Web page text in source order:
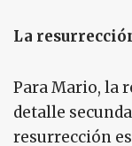
La
Para Mario, la
detalle
resurrección